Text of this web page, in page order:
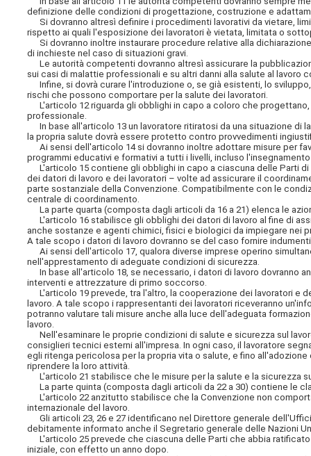
definizione delle condizioni di progettazione, costruzione e
Si dovranno altresì definire i procedimenti lavorativi da vietare,
rispetto ai quali l'esposizione dei lavoratori è vietata, limitata o
Si dovranno inoltre instaurare procedure relative alla
di inchieste nel caso di situazioni gravi.
Le autorità competenti dovranno altresì assicurare la
sui casi di malattie professionali e su altri danni alla salute al lavoro
Infine, si dovrà curare l'introduzione o, se già esistenti, lo
rischi che possono comportare per la salute dei lavoratori.
L'articolo 12 riguarda gli obblighi in capo a coloro che
professionale.
In base all'articolo 13 un lavoratore ritiratosi da una situazione di
la propria salute dovrà essere protetto contro provvedimenti
Ai sensi dell'articolo 14 si dovranno inoltre adottare misure per
programmi educativi e formativi a tutti i livelli, incluso
L'articolo 15 contiene gli obblighi in capo a ciascuna delle Parti
dei datori di lavoro e dei lavoratori – volte ad assicurare il
parte sostanziale della Convenzione. Compatibilmente con le
centrale di coordinamento.
La parte quarta (composta dagli articoli da 16 a 21) elenca le
L'articolo 16 stabilisce gli obblighi dei datori di lavoro al fine di
anche sostanze e agenti chimici, fisici e biologici da impiegare nei
A tale scopo i datori di lavoro dovranno se del caso fornire
Ai sensi dell'articolo 17, qualora diverse imprese operino
nell'apprestamento di adeguate condizioni di sicurezza.
In base all'articolo 18, se necessario, i datori di lavoro dovranno
interventi e attrezzature di primo soccorso.
L'articolo 19 prevede, tra l'altro, la cooperazione dei lavoratori e
lavoro. A tale scopo i rappresentanti dei lavoratori riceveranno
potranno valutare tali misure anche alla luce dell'adeguata
lavoro.
Nell'esaminare le proprie condizioni di salute e sicurezza sul
consiglieri tecnici esterni all'impresa. In ogni caso, il lavoratore
egli ritenga pericolosa per la propria vita o salute, e fino
riprendere la loro attività.
L'articolo 21 stabilisce che le misure per la salute e la sicurezza
La parte quinta (composta dagli articoli da 22 a 30) contiene le
L'articolo 22 anzitutto stabilisce che la Convenzione non
internazionale del lavoro.
Gli articoli 23, 26 e 27 identificano nel Direttore generale
debitamente informato anche il Segretario generale delle Nazioni
L'articolo 25 prevede che ciascuna delle Parti che abbia
iniziale, con effetto un anno dopo.